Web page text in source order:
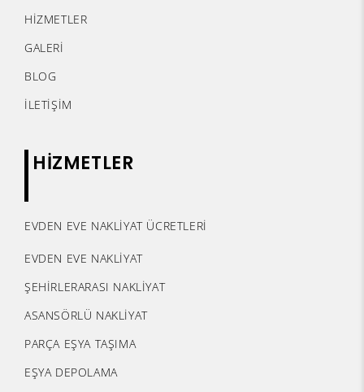
HİZMETLER
GALERİ
BLOG
İLETİŞİM
HİZMETLER
EVDEN EVE NAKLİYAT ÜCRETLERİ
EVDEN EVE NAKLİYAT
ŞEHİRLERARASI NAKLİYAT
ASANSÖRLÜ NAKLİYAT
PARÇA EŞYA TAŞIMA
EŞYA DEPOLAMA